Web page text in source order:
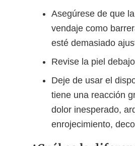
Asegúrese de que
vendaje como
esté demasiado
Revise la piel
Deje de usar el
tiene una reacción
dolor inesperado,
enrojecimiento,